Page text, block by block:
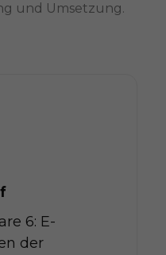
und Umsetzung.
6: E-
der